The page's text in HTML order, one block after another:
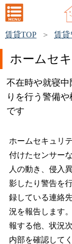
賃貸TOP 賃貸
ホームセ
不在時や就寝
りを行う警備
です
ホームセキュリ
付けたセンサー
人の動き、侵入
影したり警告を
録している連絡
況を報告します
報する他、状況
内部を確認して